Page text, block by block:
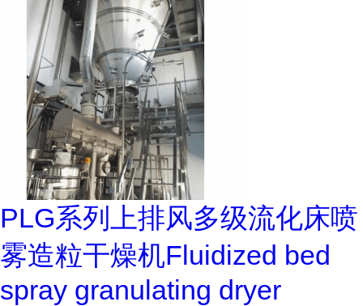
PLG系列上排风多级流化床喷
雾造粒干燥机Fluidized bed
spray granulating dryer